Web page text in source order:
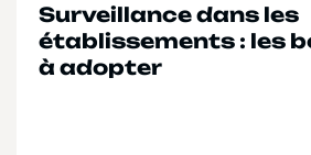
Surveillance dans les
établissements : les
à adopter